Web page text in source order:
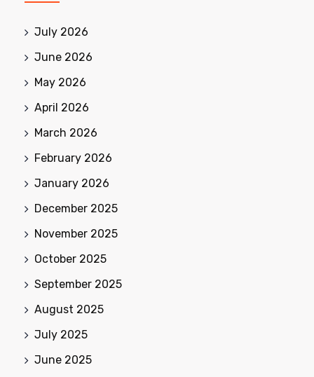
July 2026
June 2026
May 2026
April 2026
March 2026
February 2026
January 2026
December 2025
November 2025
October 2025
September 2025
August 2025
July 2025
June 2025